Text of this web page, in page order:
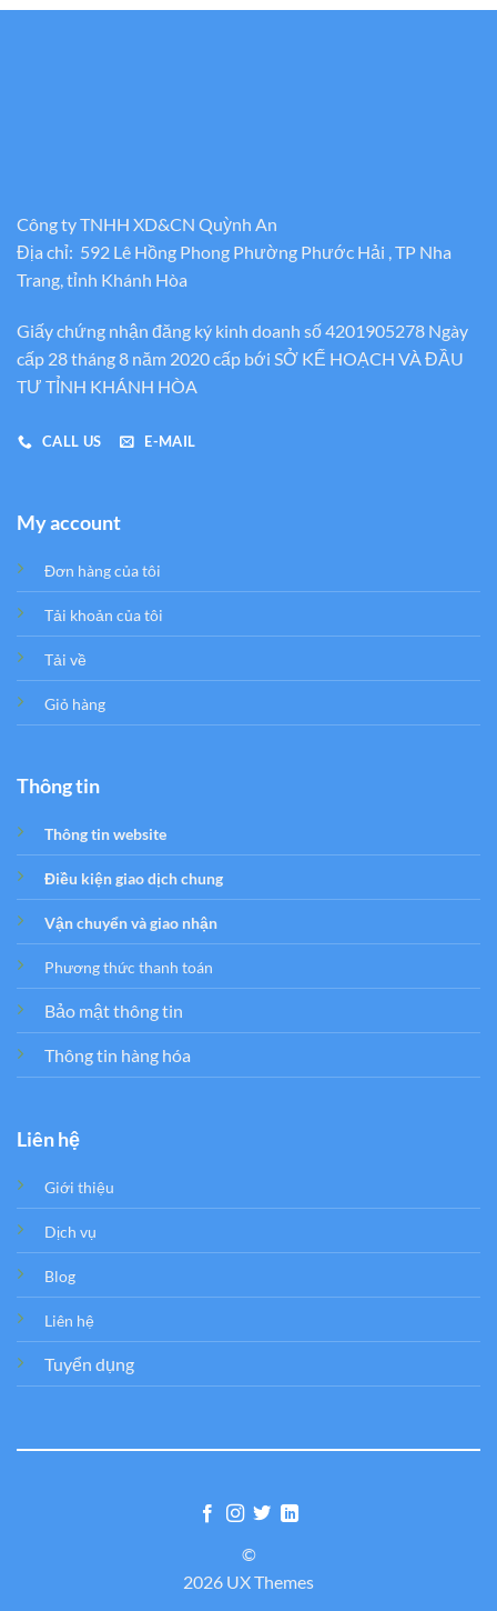
Công ty TNHH XD&CN Quỳnh An
Địa chỉ: 592 Lê Hồng Phong Phường Phước Hải , TP Nha
Trang, tỉnh Khánh Hòa
Giấy chứng nhận đăng ký kinh doanh số 4201905278 Ngày
cấp 28 tháng 8 năm 2020 cấp bới SỞ KẾ HOẠCH VÀ ĐẦU
TƯ TỈNH KHÁNH HÒA
CALL US E-MAIL
My account
Đơn hàng của tôi
Tải khoản của tôi
Tải về
Giỏ hàng
Thông tin
Thông tin website
Điều kiện giao dịch chung
Vận chuyển và giao nhận
Phương thức thanh toán
Bảo mật thông tin
Thông tin hàng hóa
Liên hệ
Giới thiệu
Dịch vụ
Blog
Liên hệ
Tuyển dụng
©
2026 UX Themes